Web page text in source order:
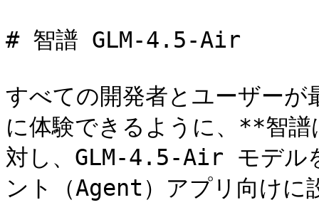
# 智譜 GLM-4.5-Air
すべての開発者とユーザーが
に体験できるように、**智
対し、GLM-4.5-Air モデル
ント（Agent）アプリ向けに